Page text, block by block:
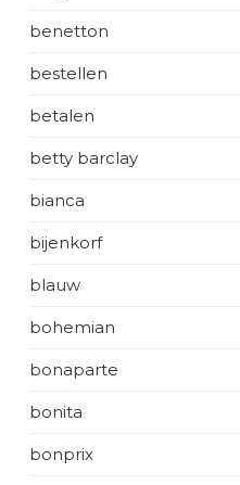
benetton
bestellen
betalen
betty barclay
bianca
bijenkorf
blauw
bohemian
bonaparte
bonita
bonprix